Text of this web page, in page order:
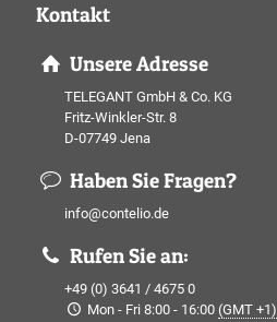
Kontakt
Unsere Adresse
TELEGANT GmbH & Co. KG
Fritz-Winkler-Str. 8
D-07749 Jena
Haben Sie Fragen?
info@contelio.de
Rufen Sie an:
+49 (0) 3641 / 4675 0
Mon - Fri 8:00 - 16:00 (GMT +1)